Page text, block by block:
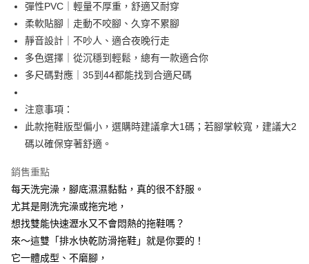
街口支付
悠遊付
AFTEE先享後付
相關說明
【關於「AFTEE先享後付」】
AFTEE先享後付是「在收到商品之後才付款」的支付方式。 讓您購物簡單
１．簡單：不需註冊會員、不需綁卡、不需儲值。
２．便利：只要手機號碼，簡訊認證，即可結帳。
１．於結帳方式選擇「AFTEE先享後付」後，將跳轉至「AFTEE先享後付」
結帳頁面，進行簡訊認證並確認金額後，即可完成結帳。
２．訂單成立數日內，您將收到繳費通知簡訊。
３．收到繳費通知簡訊後14天內，點擊此簡訊中的連結，可透過四大超商／
ATM／網路銀行／等多元方式進行付款，方視為交易完成。
※ 請注意：結帳手續完成當下不需立刻繳費，但若您需要取消訂單，請聯絡
ATM付款
運送方式
每筆NT$60，滿NT$499(含以上)免運費
7-11取貨付款
每筆NT$60，滿NT$499(含以上)免運費
7-11取貨(快速到店)
彈性PVC｜輕量不厚重，舒適又耐穿
柔軟貼腳｜走動不咬腳、久穿不累腳
靜音設計｜不吵人、適合夜晚行走
多色選擇｜從沉穩到輕鬆，總有一款適合你
多尺碼對應｜35到44都能找到合適尺碼
注意事項：
此款拖鞋版型偏小，選購時建議拿大1碼；若腳掌較寬，建議大2
碼以確保穿著舒適。
銷售重點
每天洗完澡，腳底濕濕黏黏，真的很不舒服。
尤其是剛洗完澡或拖完地，
想找雙能快速瀝水又不會悶熱的拖鞋嗎？
來～這雙「排水快乾防滑拖鞋」就是你要的！
它一體成型、不磨腳，